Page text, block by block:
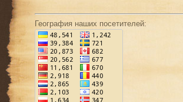
География наших посетителей: